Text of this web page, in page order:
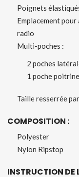
Poignets
Emplacement
radio
Multi-poches :
2 poches
1 poche
Taille resserrée
COMPOSITION :
Polyester
Nylon Ripstop
INSTRUCTION DE